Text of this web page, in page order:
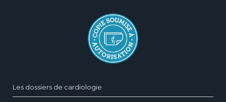
Les dossiers de cardiologie